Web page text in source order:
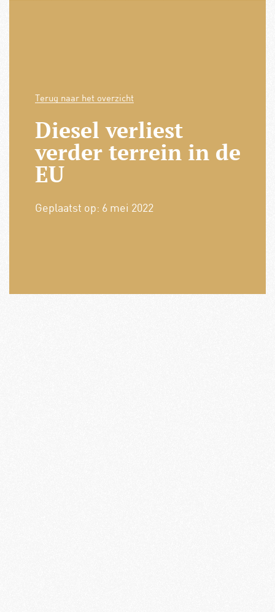
Terug naar het overzicht
Diesel verliest
verder terrein in de
EU
Geplaatst op: 6 mei 2022